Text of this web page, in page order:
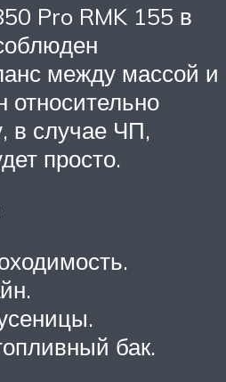
Pro RMK 155 в
между массой и
в случае ЧП,
просто.
бак.